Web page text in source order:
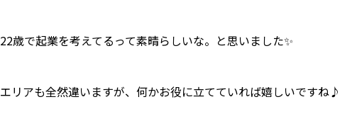
22歳で起業を考えてるって素晴らしいな。と思いました✨
エリアも全然違いますが、何かお役に立てていれば嬉しいですね♪